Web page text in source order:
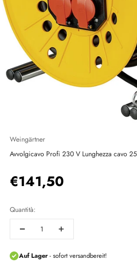
Weingärtner
Avvolgicavo Profi 230 V Lunghezza cavo
Prezzo scontato
€141,50
Quantità: